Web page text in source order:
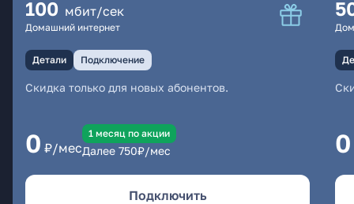
100 мбит/сек
Домашний интернет
Детали Подключение
Скидка только для новых абонентов.
0 ₽/мес
1 месяц по акции
Далее 750₽/мес
Подключить
0